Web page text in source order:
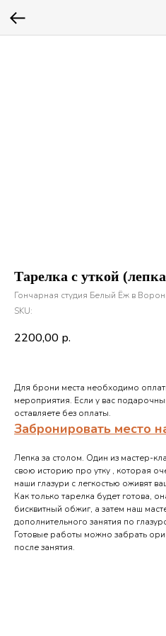
Тарелка с уткой
Гончарная студия Белый Ёж в
SKU:
2200,00 р.
Для брони места необходимо
мероприятия. Если у вас
оставляете без оплаты.
Забронировать место
Лепка за столом. Один из мастер-
свою историю про утку , которая
наши глазури с легкостью оживят
Как только тарелка будет готова,
бисквитный обжиг, а затем наш
дополнительного занятия по
Готовые работы можно забрать
после занятия.